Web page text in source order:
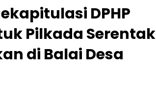
DPHP
Pilkada Serentak
di Balai Desa